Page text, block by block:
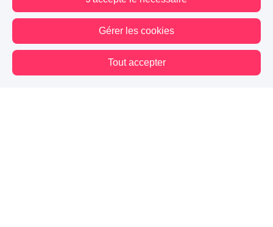
Gérer les cookies
Tout accepter